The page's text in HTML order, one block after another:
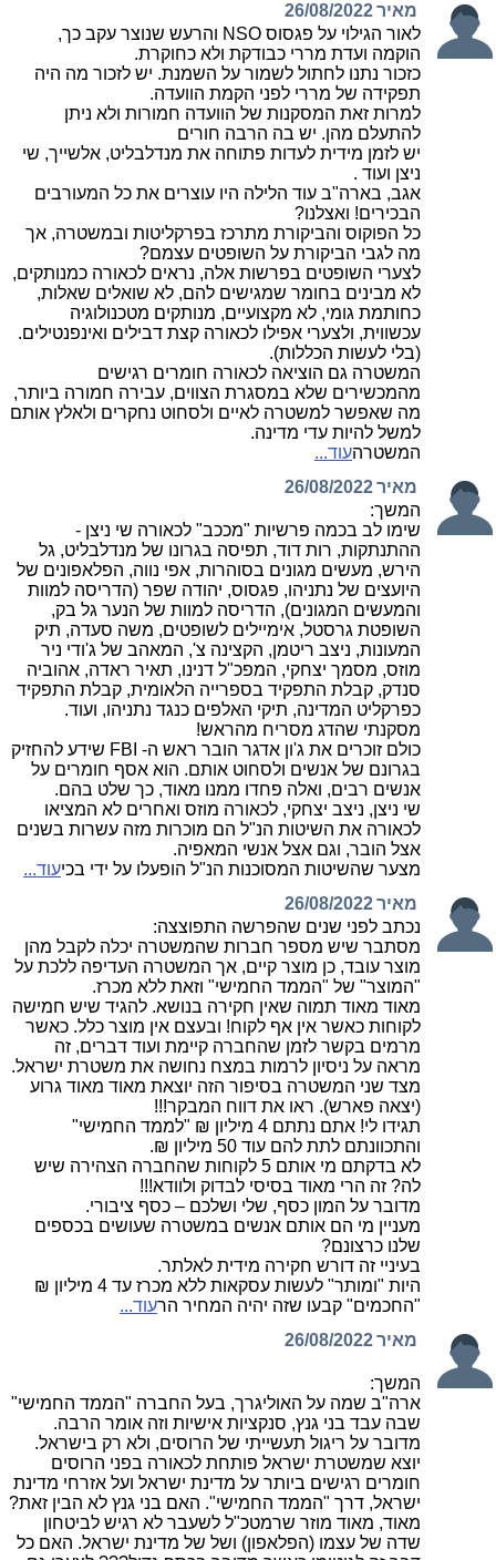
מאיר26/08/2022
לאור הגילוי על פגסוס NSO והרעש שנוצר עקב כך,
הוקמה ועדת מררי כבודקת ולא כחוקרת.
כזכור נתנו לחתול לשמור על השמנת. יש לזכור מה היה
תפקידה של מררי לפני הקמת הוועדה.
למרות זאת המסקנות של הוועדה חמורות ולא ניתן
להתעלם מהן. יש בה הרבה חורים
יש לזמן מידית לעדות פתוחה את מנדלבליט, אלשייך, שי
ניצן ועוד .
אגב, בארה"ב עוד הלילה היו עוצרים את כל המעורבים
הבכירים! ואצלנו?
כל הפוקוס והביקורת מתרכז בפרקליטות ובמשטרה, אך
מה לגבי הביקורת על השופטים עצמם?
לצערי השופטים בפרשות אלה, נראים לכאורה כמנותקים,
לא מבינים בחומר שמגישים להם, לא שואלים שאלות,
כחותמת גומי, לא מקצועיים, מנותקים מטכנולוגיה
עכשווית, ולצערי אפילו לכאורה קצת דבילים ואינפנטילים.
(בלי לעשות הכללות).
המשטרה גם הוציאה לכאורה חומרים רגישים
מהמכשירים שלא במסגרת הצווים, עבירה חמורה ביותר,
מה שאפשר למשטרה לאיים ולסחוט נחקרים ולאלץ אותם
למשל להיות עדי מדינה.
המשטרהעוד...
מאיר26/08/2022
המשך:
שימו לב בכמה פרשיות "מככב" לכאורה שי ניצן -
ההתנתקות, רות דוד, תפיסה בגרונו של מנדלבליט, גל
הירש, מעשים מגונים בסוהרות, אפי נווה, הפלאפונים של
היועצים של נתניהו, פגסוס, יהודה שפר (הדריסה למוות
והמעשים המגונים), הדריסה למוות של הנער גל בק,
השופטת גרסטל, אימיילים לשופטים, משה סעדה, תיק
המעונות, ניצב ריטמן, הקצינה צ', המאהב של ג'ודי ניר
מוזס, מסמך יצחקי, המפכ"ל דנינו, תאיר ראדה, אהוביה
סנדק, קבלת התפקיד בספרייה הלאומית, קבלת התפקיד
כפרקליט המדינה, תיקי האלפים כנגד נתניהו, ועוד.
מסקנתי שהדג מסריח מהראש!
כולם זוכרים את ג'ון אדגר הובר ראש ה- FBI שידע להחזיק
בגרונם של אנשים ולסחוט אותם. הוא אסף חומרים על
אנשים רבים, ואלה פחדו ממנו מאוד, כך שלט בהם.
שי ניצן, ניצב יצחקי, לכאורה מוזס ואחרים לא המציאו
לכאורה את השיטות הנ"ל הם מוכרות מזה עשרות בשנים
אצל הובר, וגם אצל אנשי המאפיה.
מצער שהשיטות המסוכנות הנ"ל הופעלו על ידי בכיעוד...
מאיר26/08/2022
נכתב לפני שנים שהפרשה התפוצצה:
מסתבר שיש מספר חברות שהמשטרה יכלה לקבל מהן
מוצר עובד, כן מוצר קיים, אך המשטרה העדיפה ללכת על
"המוצר" של "הממד החמישי" וזאת ללא מכרז.
מאוד מאוד תמוה שאין חקירה בנושא. להגיד שיש חמישה
לקוחות כאשר אין אף לקוח! ובעצם אין מוצר כלל. כאשר
מרמים בקשר לזמן שהחברה קיימת ועוד דברים, זה
מראה על ניסיון לרמות במצח נחושה את משטרת ישראל.
מצד שני המשטרה בסיפור הזה יוצאת מאוד מאוד גרוע
(יצאה פארש). ראו את דווח המבקר!!!
תגידו לי! אתם נתתם 4 מיליון ₪ "לממד החמישי"
והתכוונתם לתת להם עוד 50 מיליון ₪.
לא בדקתם מי אותם 5 לקוחות שהחברה הצהירה שיש
לה? זה הרי מאוד בסיסי לבדוק ולוודא!!!
מדובר על המון כסף, שלי ושלכם – כסף ציבורי.
מעניין מי הם אותם אנשים במשטרה שעושים בכספים
שלנו כרצונם?
בעיניי זה דורש חקירה מידית לאלתר.
היות "ומותר" לעשות עסקאות ללא מכרז עד 4 מיליון ₪
"החכמים" קבעו שזה יהיה המחיר הרעוד...
מאיר26/08/2022
המשך:
ארה"ב שמה על האוליגרך, בעל החברה "הממד החמישי"
שבה עבד בני גנץ, סנקציות אישיות וזה אומר הרבה.
מדובר על ריגול תעשייתי של הרוסים, ולא רק בישראל.
יוצא שמשטרת ישראל פותחת לכאורה בפני הרוסים
חומרים רגישים ביותר על מדינת ישראל ועל אזרחי מדינת
ישראל, דרך "הממד החמישי". האם בני גנץ לא הבין זאת?
מאוד, מאוד מוזר שרמטכ"ל לשעבר לא רגיש לביטחון
שדה של עצמו (הפלאפון) ושל של מדינת ישראל. האם כל